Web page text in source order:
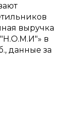
выручка
в
данные за